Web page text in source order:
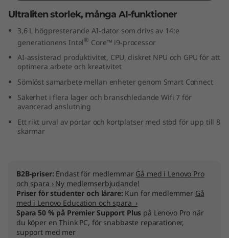
n
e
U
Ultraliten storlek, många AI-funktioner
3,6 L högpresterande AI-dator som drivs av 14:e
generationens Intel® Core™ i9-processor
AI-assisterad produktivitet, CPU, diskret NPU och GPU för att
optimera arbete och kreativitet
Sömlöst samarbete mellan enheter genom Smart Connect
Säkerhet i flera lager och branschledande Wifi 7 för
avancerad anslutning
Ett rikt urval av portar och kortplatser med stöd för upp till 8
skärmar
B2B-priser: Endast för medlemmar Gå med i Lenovo Pro
och spara › Ny medlemserbjudande!
Priser för studenter och lärare: Kun for medlemmer Gå
med i Lenovo Education och spara ›
Spara 50 % på Premier Support Plus på Lenovo Pro när
du köper en Think PC, för snabbaste reparationer,
support med mer